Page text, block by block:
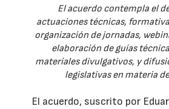
El acuerdo contempla el
actuaciones técnicas,
organización de jornadas,
elaboración de guías
materiales divulgativos, y
legislativas en materia
El acuerdo, suscrito por